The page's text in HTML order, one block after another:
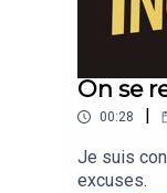
On se
00:28
Je suis
excuses.